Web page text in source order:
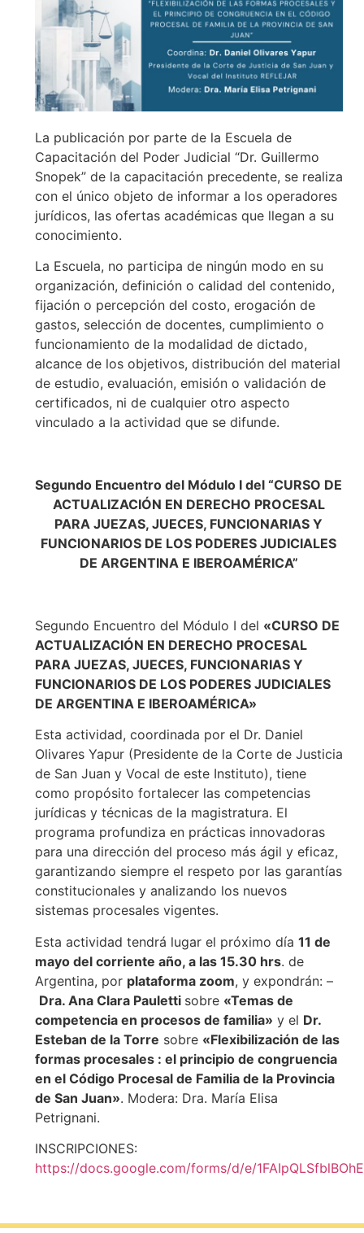
La publicación por parte de la Escuela de
Capacitación del Poder Judicial “Dr. Guillermo
Snopek” de la capacitación precedente, se realiza
con el único objeto de informar a los operadores
jurídicos, las ofertas académicas que llegan a su
conocimiento.
La Escuela, no participa de ningún modo en su
organización, definición o calidad del contenido,
fijación o percepción del costo, erogación de
gastos, selección de docentes, cumplimiento o
funcionamiento de la modalidad de dictado,
alcance de los objetivos, distribución del material
de estudio, evaluación, emisión o validación de
certificados, ni de cualquier otro aspecto
vinculado a la actividad que se difunde.
Segundo Encuentro del Módulo I del “CURSO DE
ACTUALIZACIÓN EN DERECHO PROCESAL
PARA JUEZAS, JUECES, FUNCIONARIAS Y
FUNCIONARIOS DE LOS PODERES JUDICIALES
DE ARGENTINA E IBEROAMÉRICA”
Segundo Encuentro del Módulo I del «CURSO DE
ACTUALIZACIÓN EN DERECHO PROCESAL
PARA JUEZAS, JUECES, FUNCIONARIAS Y
FUNCIONARIOS DE LOS PODERES JUDICIALES
DE ARGENTINA E IBEROAMÉRICA»
Esta actividad, coordinada por el Dr. Daniel
Olivares Yapur (Presidente de la Corte de Justicia
de San Juan y Vocal de este Instituto), tiene
como propósito fortalecer las competencias
jurídicas y técnicas de la magistratura. El
programa profundiza en prácticas innovadoras
para una dirección del proceso más ágil y eficaz,
garantizando siempre el respeto por las garantías
constitucionales y analizando los nuevos
sistemas procesales vigentes.
Esta actividad tendrá lugar el próximo día 11 de
mayo del corriente año, a las 15.30 hrs. de
Argentina, por plataforma zoom, y expondrán: –
Dra. Ana Clara Pauletti sobre «Temas de
competencia en procesos de familia» y el Dr.
Esteban de la Torre sobre «Flexibilización de las
formas procesales : el principio de congruencia
en el Código Procesal de Familia de la Provincia
de San Juan». Modera: Dra. María Elisa
Petrignani.
INSCRIPCIONES:
https://docs.google.com/forms/d/e/